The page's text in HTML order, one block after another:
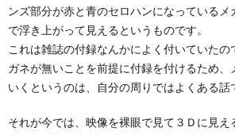
ンズ部分が赤と青のセロハンになっているメ
で浮き上がって見えるというものです。
これは雑誌の付録なんかによく付いていたの
ガネが無いことを前提に付録を付けるため、
いくというのは、自分の周りではよくある話
それが今では、映像を裸眼で見て３Ｄに見